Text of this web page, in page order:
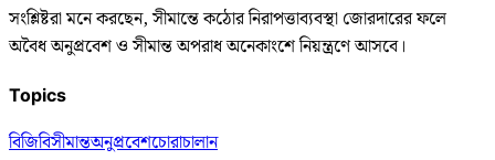
সংশ্লিষ্টরা মনে করছেন, সীমান্তে কঠোর নিরাপত্তাব্যবস্থা জোরদারের ফলে
অবৈধ অনুপ্রবেশ ও সীমান্ত অপরাধ অনেকাংশে নিয়ন্ত্রণে আসবে।
Topics
বিজিবিসীমান্তঅনুপ্রবেশচোরাচালান